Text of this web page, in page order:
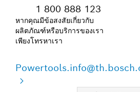
1 800 888 123
หากคุณมีข้อสงสัยเกี่ยวกับ
ผลิตภัณฑ์หรือบริการของเรา
เพียงโทรหาเรา